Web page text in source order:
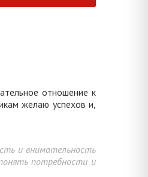
отношение к
желаю успехов и,
и внимательность
потребности и